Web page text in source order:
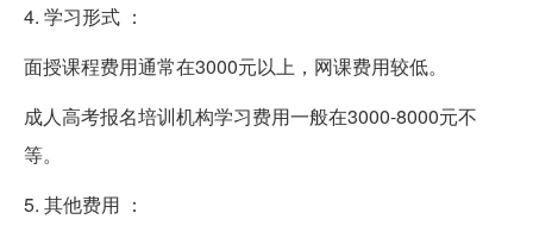
4. 学习形式 ：
面授课程费用通常在3000元以上，网课费用较低。
成人高考报名培训机构学习费用一般在3000-8000元不
等。
5. 其他费用 ：